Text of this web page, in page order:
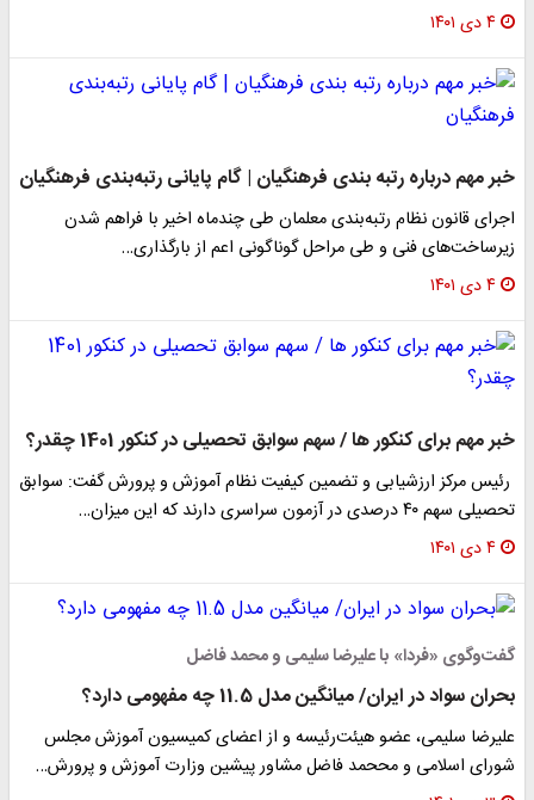
۴ دی ۱۴۰۱
خبر مهم درباره رتبه بندی فرهنگیان | گام پایانی رتبه‌بندی فرهنگیان
اجرای قانون نظام رتبه‌بندی معلمان طی چندماه اخیر با فراهم شدن
زیرساخت‌های فنی و طی مراحل گوناگونی اعم از بارگذاری…
۴ دی ۱۴۰۱
خبر مهم برای کنکور ها / سهم سوابق تحصیلی در کنکور 1401 چقدر؟
رئیس مرکز ارزشیابی و تضمین کیفیت نظام آموزش و پرورش گفت: سوابق
تحصیلی سهم ۴۰ درصدی در آزمون سراسری دارند که این میزان…
۴ دی ۱۴۰۱
گفت‌وگوی «فردا» با علیرضا سلیمی و محمد فاضل
بحران سواد در ایران/ میانگین مدل 11.5 چه مفهومی دارد؟
علیرضا سلیمی، عضو هیئت‌رئیسه و از اعضای کمیسیون آموزش مجلس
شورای اسلامی و مححمد فاضل مشاور پیشین وزارت آموزش و پرورش…